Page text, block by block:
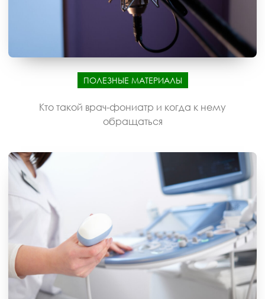
ПОЛЕЗНЫЕ МАТЕРИАЛЫ
Кто такой врач-фониатр и когда к нему
обращаться